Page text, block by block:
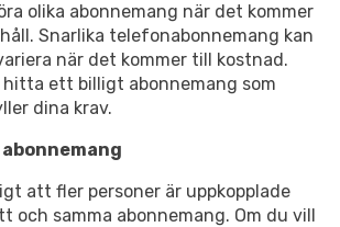
olika abonnemang när det kommer
Snarlika telefonabonnemang kan
när det kommer till kostnad.
ett billigt abonnemang som
dina krav.
abonnemang
att fler personer är uppkopplade
och samma abonnemang. Om du vill